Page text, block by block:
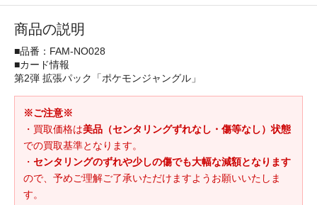
商品の説明
■品番：FAM-NO028
■カード情報
第2弾 拡張パック「ポケモンジャングル」
※ご注意※
・買取価格は美品（センタリングずれなし・傷等なし）状態
での買取基準となります。
・ センタリングのずれや少しの傷でも大幅な減額となります
ので、予めご理解ご了承いただけますようお願いいたしま
す。